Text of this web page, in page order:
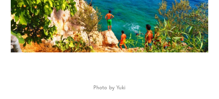
Photo by Yuki